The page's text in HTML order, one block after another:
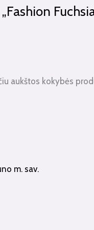
aukštos kokybės
m. sav.